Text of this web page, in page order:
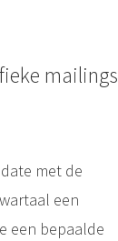
mailings
met de
een
een bepaalde